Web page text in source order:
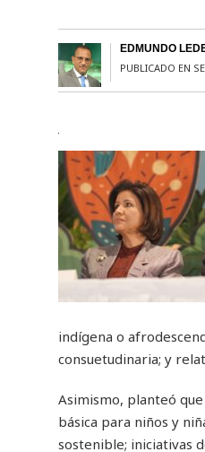
EDMUNDO
PUBLICADO EN
indígena o
consuetudinaria; y
Asimismo, planteó
básica para niños y
sostenible; iniciativas